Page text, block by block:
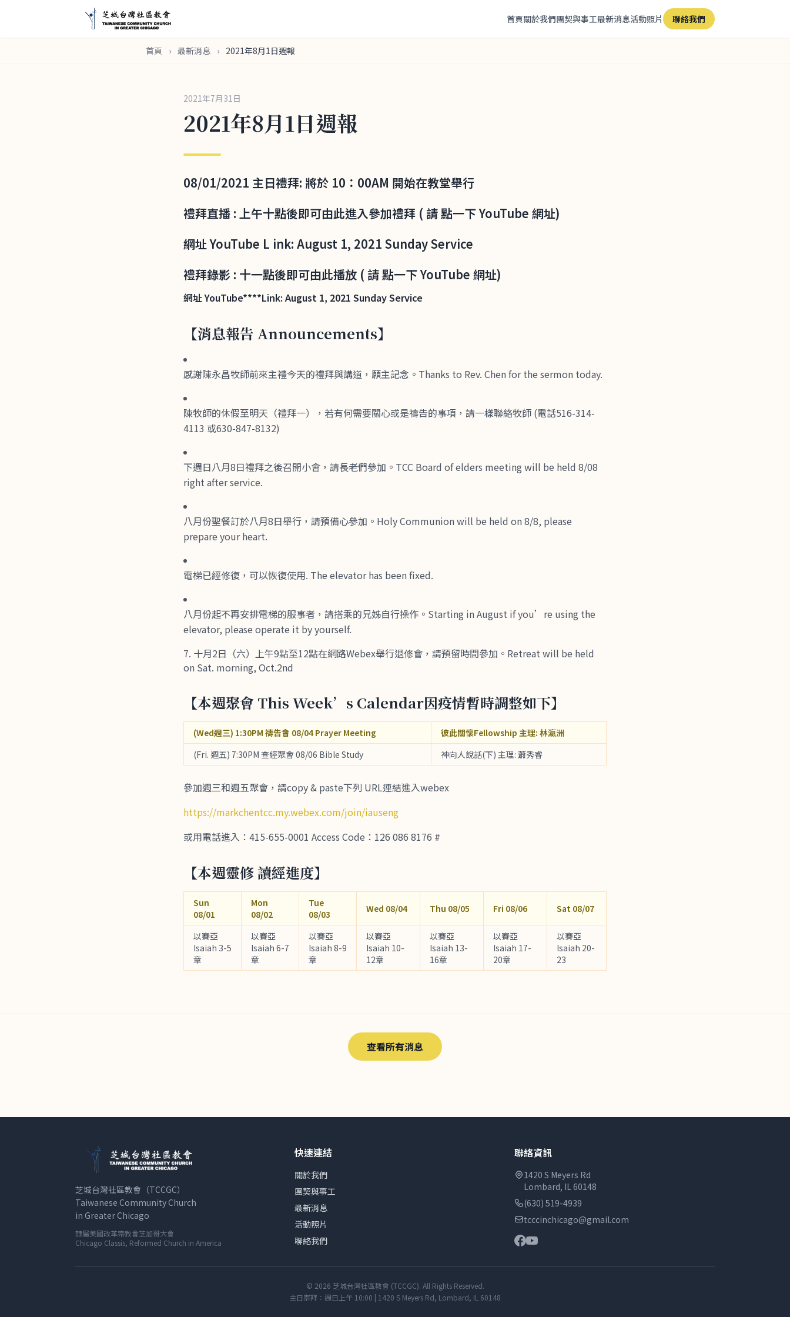
首頁關於我們團契與事工最新消息活動照片 聯絡我們
首頁 › 最新消息 › 2021年8月1日週報
2021年7月31日
2021年8月1日週報
08/01/2021 主日禮拜: 將於 10：00AM 開始在教堂舉行
禮拜直播 : 上午十點後即可由此進入參加禮拜 ( 請 點一下 YouTube 網址)
網址 YouTube L ink: August 1, 2021 Sunday Service
禮拜錄影 : 十一點後即可由此播放 ( 請 點一下 YouTube 網址)
網址 YouTube****Link: August 1, 2021 Sunday Service
【消息報告 Announcements】
感謝陳永昌牧師前來主禮今天的禮拜與講道，願主記念。Thanks to Rev. Chen for the sermon today.
陳牧師的休假至明天（禮拜一），若有何需要關心或是禱告的事項，請一樣聯絡牧師 (電話516-314-
4113 或630-847-8132)
下週日八月8日禮拜之後召開小會，請長老們參加。TCC Board of elders meeting will be held 8/08
right after service.
八月份聖餐訂於八月8日舉行，請預備心參加。Holy Communion will be held on 8/8, please
prepare your heart.
電梯已經修復，可以恢復使用. The elevator has been fixed.
八月份起不再安排電梯的服事者，請搭乘的兄姊自行操作。Starting in August if you’re using the
elevator, please operate it by yourself.
十月2日（六）上午9點至12點在網路Webex舉行退修會，請預留時間參加。Retreat will be held
on Sat. morning, Oct.2nd
【本週聚會 This Week’s Calendar因疫情暫時調整如下】
(Wed週三) 1:30PM 禱告會 08/04 Prayer Meeting
彼此關懷Fellowship 主理: 林瀛洲
(Fri. 週五) 7:30PM 查經聚會 08/06 Bible Study
神向人說話(下) 主理: 蕭秀睿
參加週三和週五聚會，請copy & paste下列 URL連結進入webex
https://markchentcc.my.webex.com/join/iauseng
或用電話進入：415-655-0001 Access Code：126 086 8176 #
【本週靈修 讀經進度】
Sun
08/01
Mon
08/02
Tue
08/03
Wed 08/04 Thu 08/05 Fri 08/06 Sat 08/07
以賽亞
Isaiah 3-5
章
以賽亞
Isaiah 6-7
章
以賽亞
Isaiah 8-9
章
以賽亞
Isaiah 10-
12章
以賽亞
Isaiah 13-
16章
以賽亞
Isaiah 17-
20章
以賽亞
Isaiah 20-
23
查看所有消息
芝城台灣社區教會（TCCGC）
Taiwanese Community Church
in Greater Chicago
隸屬美國改革宗教會芝加哥大會
Chicago Classis, Reformed Church in America
快速連結
關於我們
團契與事工
最新消息
活動照片
聯絡我們
聯絡資訊
1420 S Meyers Rd
Lombard, IL 60148
(630) 519-4939
tcccinchicago@gmail.com
© 2026 芝城台灣社區教會 (TCCGC). All Rights Reserved.
主日崇拜：週日上午 10:00 | 1420 S Meyers Rd, Lombard, IL 60148